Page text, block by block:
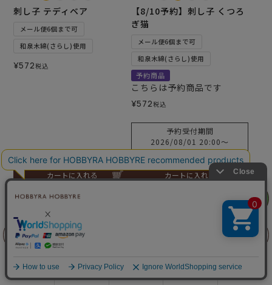
商品を探す 手芸を学ぶ ガイド 店舗情報 ログイン
前に戻る
フェア
刺し子 テディベア
メール便6個まで可
和泉木綿(さらし)使用
¥572税込
カートに入れる
【8/10予約】刺し子 くつろ
ぎ猫
メール便6個まで可
和泉木綿(さらし)使用
予約商品
こちらは予約商品です
¥572税込
予約受付期間
2026/08/01 20:00〜
2026/08/09 17:00
カートに入れる